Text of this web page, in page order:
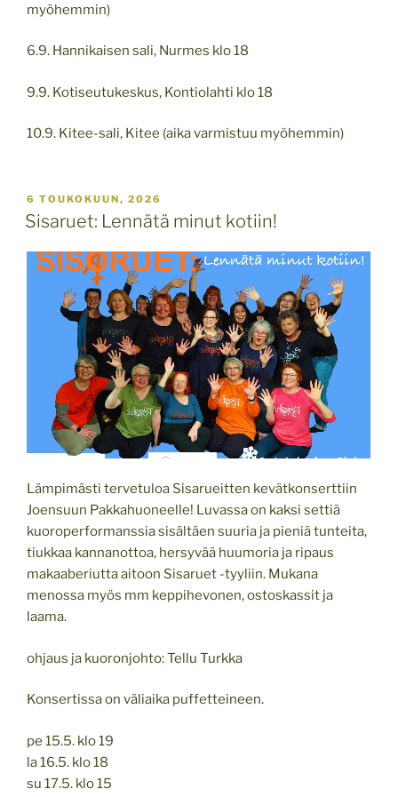
myöhemmin)
6.9. Hannikaisen sali, Nurmes klo 18
9.9. Kotiseutukeskus, Kontiolahti klo 18
10.9. Kitee-sali, Kitee (aika varmistuu myöhemmin)
JULKAISTU
6 TOUKOKUUN, 2026
Sisaruet: Lennätä minut kotiin!
Lämpimästi tervetuloa Sisarueitten kevätkonserttiin
Joensuun Pakkahuoneelle! Luvassa on kaksi settiä
kuoroperformanssia sisältäen suuria ja pieniä tunteita,
tiukkaa kannanottoa, hersyvää huumoria ja ripaus
makaaberiutta aitoon Sisaruet -tyyliin. Mukana
menossa myös mm keppihevonen, ostoskassit ja
laama.
ohjaus ja kuoronjohto: Tellu Turkka
Konsertissa on väliaika puffetteineen.
pe 15.5. klo 19
la 16.5. klo 18
su 17.5. klo 15